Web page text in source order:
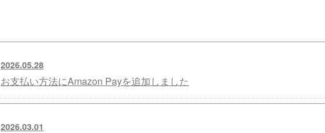
2026.05.28
お支払い方法にAmazon Payを追加しました
2026.03.01